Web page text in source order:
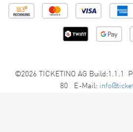
©2026 TICKETINO AG Build:1.1.1
80 E-Mail: